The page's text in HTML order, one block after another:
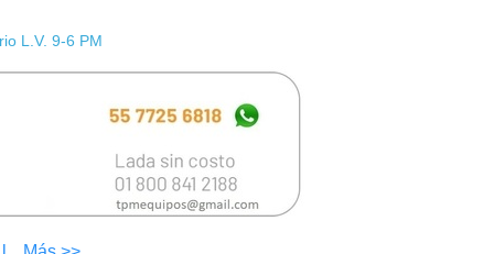
L.V. 9-6 PM